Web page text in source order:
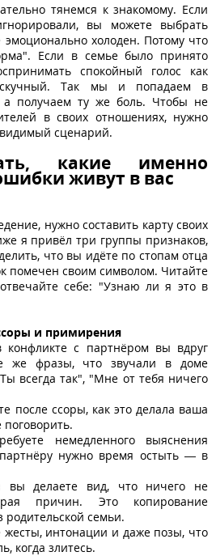
тянемся к знакомому. Если
вы можете выбрать
холоден. Потому что
Если в семье было принято
спокойный голос как
скучный. Так мы и попадаем в
а получаем ту же боль. Чтобы не
в своих отношениях, нужно
сценарий.
какие именно
живут в вас
нужно составить карту своих
я привёл три группы признаков,
что вы идёте по стопам отца
помечен своим символом. Читайте
себе: "Узнаю ли я это в
и примирения
с партнёром вы вдруг
же фразы, что звучали в доме
всегда так", "Мне от тебя ничего
после ссоры, как это делала ваша
поговорить.
немедленного выяснения
нужно время остыть — в
делаете вид, что ничего не
причин. Это копирование
родительской семьи.
жесты, интонации и даже позы, что
когда злитесь.